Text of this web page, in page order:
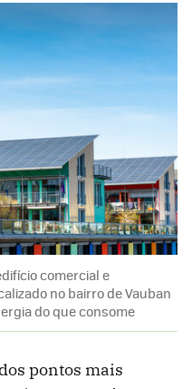
comercial e
no bairro de Vauban
do que consome
pontos mais